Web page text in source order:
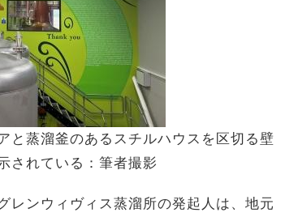
蒸溜釜のあるスチルハウスを区切る壁
されている：筆者撮影
レンウィヴィス蒸溜所の発起人は、地元